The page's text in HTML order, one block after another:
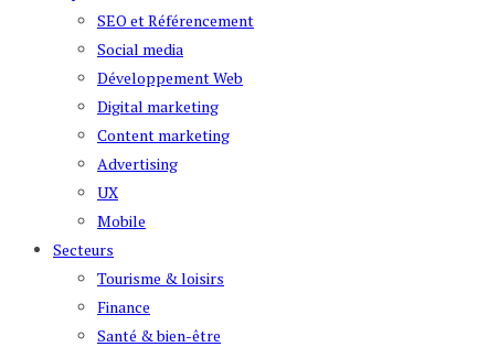
SEO et Référencement
Social media
Développement Web
Digital marketing
Content marketing
Advertising
UX
Mobile
Secteurs
Tourisme & loisirs
Finance
Santé & bien-être